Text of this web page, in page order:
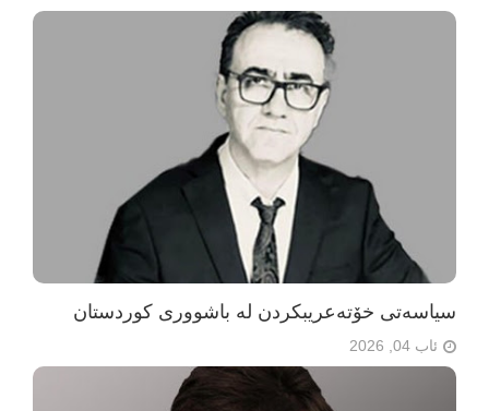
سیاسەتی خۆتەعریبکردن لە باشووری کوردستان
ئاب 04, 2026